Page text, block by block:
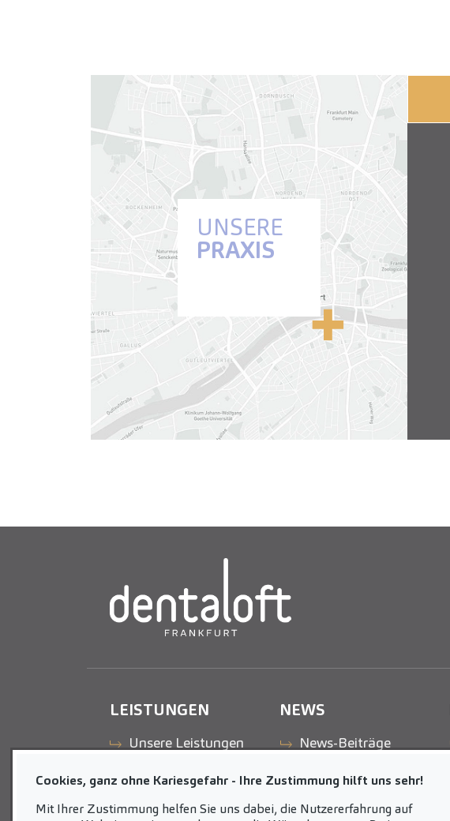
UNSERE
PRAXIS
LEISTUNGEN
Unsere Leistungen
NEWS
News-Beiträge
Cookies, ganz ohne Kariesgefahr - Ihre Zustimmung hilft uns sehr!
Mit Ihrer Zustimmung helfen Sie uns dabei, die Nutzererfahrung auf